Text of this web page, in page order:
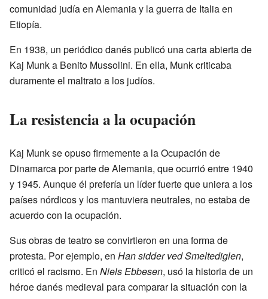
comunidad judía en Alemania y la guerra de Italia en
Etiopía.
En 1938, un periódico danés publicó una carta abierta de
Kaj Munk a Benito Mussolini. En ella, Munk criticaba
duramente el maltrato a los judíos.
La resistencia a la ocupación
Kaj Munk se opuso firmemente a la Ocupación de
Dinamarca por parte de Alemania, que ocurrió entre 1940
y 1945. Aunque él prefería un líder fuerte que uniera a los
países nórdicos y los mantuviera neutrales, no estaba de
acuerdo con la ocupación.
Sus obras de teatro se convirtieron en una forma de
protesta. Por ejemplo, en Han sidder ved Smeltediglen,
criticó el racismo. En Niels Ebbesen, usó la historia de un
héroe danés medieval para comparar la situación con la